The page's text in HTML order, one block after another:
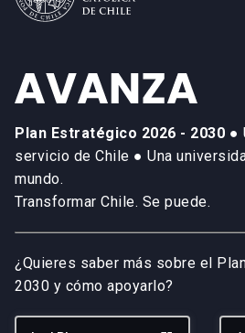
Plan Estratégico 2026 - 2030 ●
servicio de Chile ● Una
mundo.
Transformar Chile. Se puede.
¿Quieres saber más sobre el
2030 y cómo apoyarlo?